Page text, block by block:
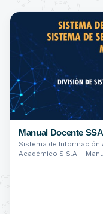
Manual Docente SSA
Sistema de Información
Académico S.S.A. -